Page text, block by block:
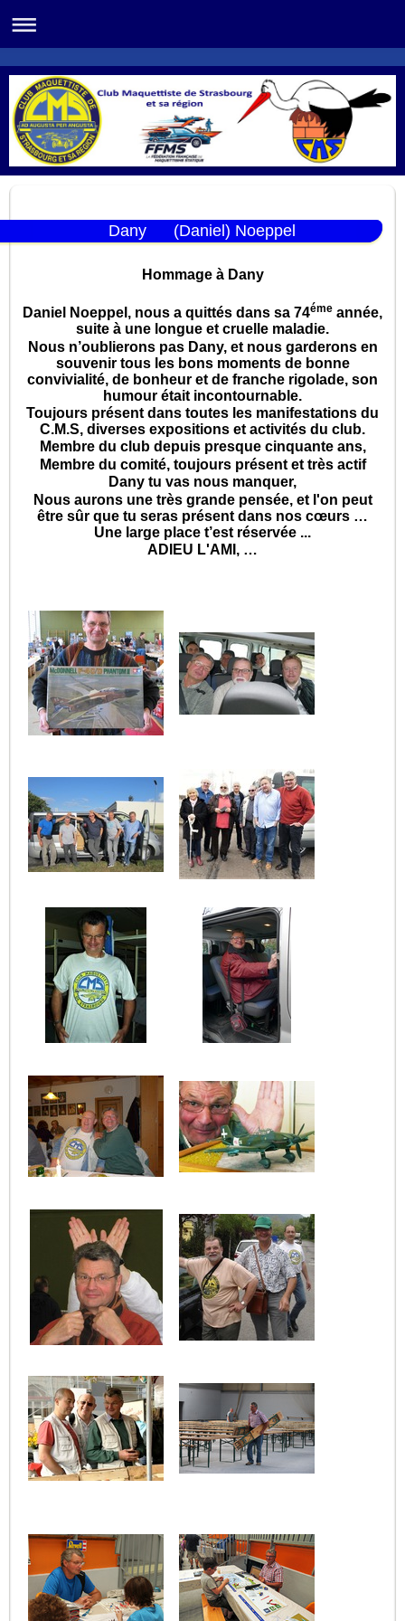
Dany (Daniel) Noeppel
Hommage à Dany
Daniel Noeppel, nous a quittés dans sa 74éme année,
suite à une longue et cruelle maladie.
Nous n’oublierons pas Dany, et nous garderons en
souvenir tous les bons moments de bonne
convivialité, de bonheur et de franche rigolade, son
humour était incontournable.
Toujours présent dans toutes les manifestations du
C.M.S, diverses expositions et activités du club.
Membre du club depuis presque cinquante ans,
Membre du comité, toujours présent et très actif
Dany tu vas nous manquer,
Nous aurons une très grande pensée, et l'on peut
être sûr que tu seras présent dans nos cœurs …
Une large place t’est réservée ...
ADIEU L'AMI, …